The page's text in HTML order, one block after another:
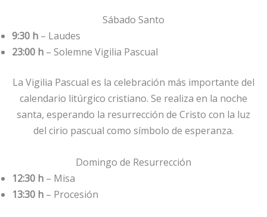
Sábado Santo
9:30 h – Laudes
23:00 h – Solemne Vigilia Pascual
La Vigilia Pascual es la celebración más importante del
calendario litúrgico cristiano. Se realiza en la noche
santa, esperando la resurrección de Cristo con la luz
del cirio pascual como símbolo de esperanza.
Domingo de Resurrección
12:30 h – Misa
13:30 h – Procesión